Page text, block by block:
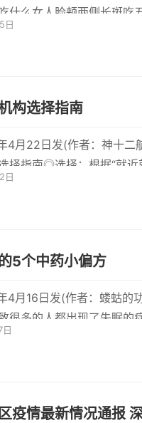
什么女人脸颊两侧长斑吃
日
构选择指南
4月22日发(作者：神十二
择指南◎选择：根据“就近
日
5个中药小偏方
4月16日发(作者：蝼蛄的
很多的人都出现了失眠的
也
疫情最新情况通报